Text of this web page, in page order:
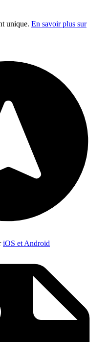
unique. En savoir plus sur
iOS et Android